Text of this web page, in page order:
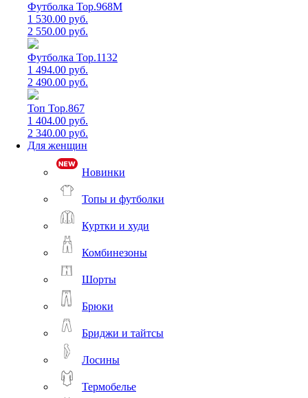
Футболка Top.968M
1 530.00 руб.
2 550.00 руб.
Футболка Top.1132
1 494.00 руб.
2 490.00 руб.
Топ Top.867
1 404.00 руб.
2 340.00 руб.
Для женщин
Новинки
Топы и футболки
Куртки и худи
Комбинезоны
Шорты
Брюки
Бриджи и тайтсы
Лосины
Термобелье